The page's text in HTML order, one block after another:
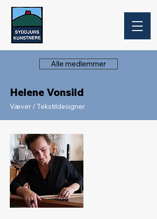
Alle medlemmer
Helene Vonsild
Væver / Tekstildesigner